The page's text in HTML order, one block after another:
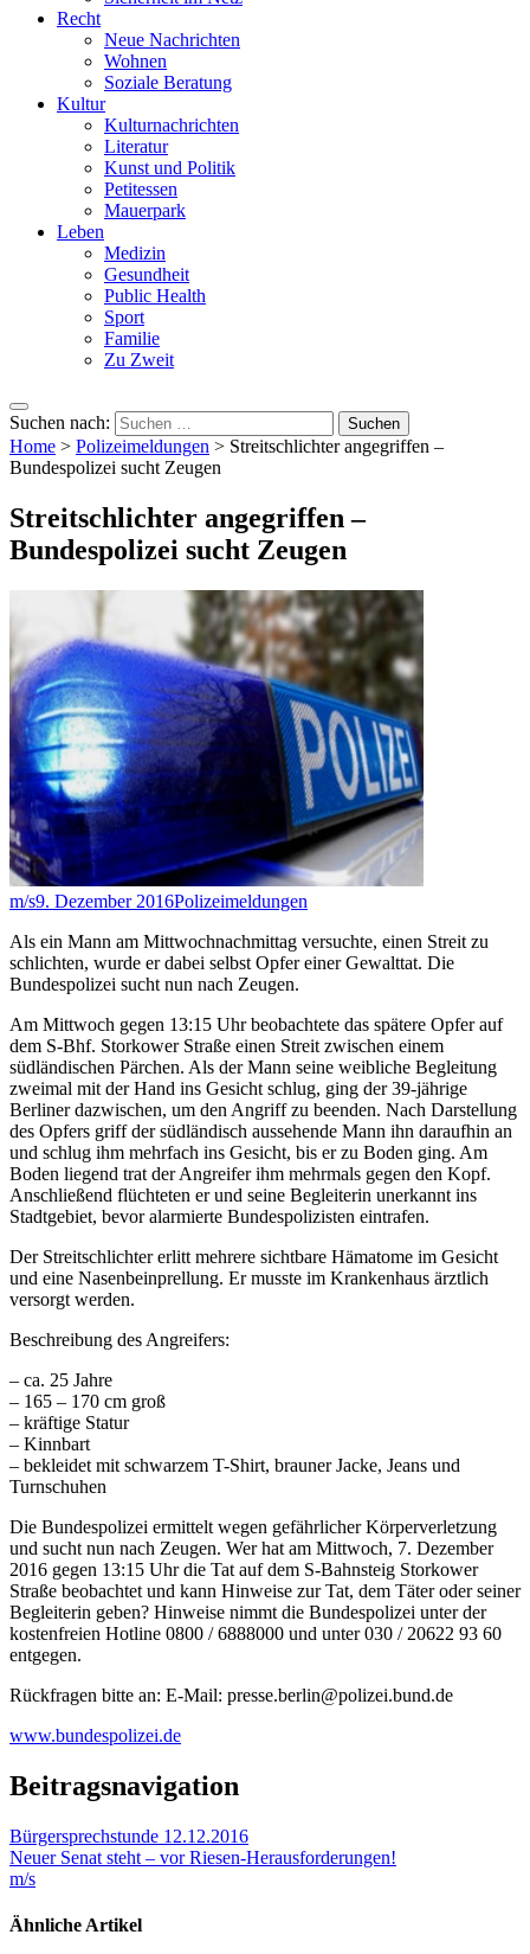
Recht
Neue Nachrichten
Wohnen
Soziale Beratung
Kultur
Kulturnachrichten
Literatur
Kunst und Politik
Petitessen
Mauerpark
Leben
Medizin
Gesundheit
Public Health
Sport
Familie
Zu Zweit
Suchen nach:
Home > Polizeimeldungen > Streitschlichter angegriffen –
Bundespolizei sucht Zeugen
Streitschlichter angegriffen –
Bundespolizei sucht Zeugen
m/s9. Dezember 2016Polizeimeldungen
Als ein Mann am Mittwochnachmittag versuchte, einen Streit zu
schlichten, wurde er dabei selbst Opfer einer Gewalttat. Die
Bundespolizei sucht nun nach Zeugen.
Am Mittwoch gegen 13:15 Uhr beobachtete das spätere Opfer auf
dem S-Bhf. Storkower Straße einen Streit zwischen einem
südländischen Pärchen. Als der Mann seine weibliche Begleitung
zweimal mit der Hand ins Gesicht schlug, ging der 39-jährige
Berliner dazwischen, um den Angriff zu beenden. Nach Darstellung
des Opfers griff der südländisch aussehende Mann ihn daraufhin an
und schlug ihm mehrfach ins Gesicht, bis er zu Boden ging. Am
Boden liegend trat der Angreifer ihm mehrmals gegen den Kopf.
Anschließend flüchteten er und seine Begleiterin unerkannt ins
Stadtgebiet, bevor alarmierte Bundespolizisten eintrafen.
Der Streitschlichter erlitt mehrere sichtbare Hämatome im Gesicht
und eine Nasenbeinprellung. Er musste im Krankenhaus ärztlich
versorgt werden.
Beschreibung des Angreifers:
– ca. 25 Jahre
– 165 – 170 cm groß
– kräftige Statur
– Kinnbart
– bekleidet mit schwarzem T-Shirt, brauner Jacke, Jeans und
Turnschuhen
Die Bundespolizei ermittelt wegen gefährlicher Körperverletzung
und sucht nun nach Zeugen. Wer hat am Mittwoch, 7. Dezember
2016 gegen 13:15 Uhr die Tat auf dem S-Bahnsteig Storkower
Straße beobachtet und kann Hinweise zur Tat, dem Täter oder seiner
Begleiterin geben? Hinweise nimmt die Bundespolizei unter der
kostenfreien Hotline 0800 / 6888000 und unter 030 / 20622 93 60
entgegen.
Rückfragen bitte an: E-Mail: presse.berlin@polizei.bund.de
www.bundespolizei.de
Beitragsnavigation
Bürgersprechstunde 12.12.2016
Neuer Senat steht – vor Riesen-Herausforderungen!
m/s
Ähnliche Artikel